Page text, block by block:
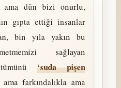
ama dün bizi onurlu,
gıpta ettiği insanlar
bin yıla yakın bu
sağlayan
tümünü‘suda pişen
farkındalıkla ama